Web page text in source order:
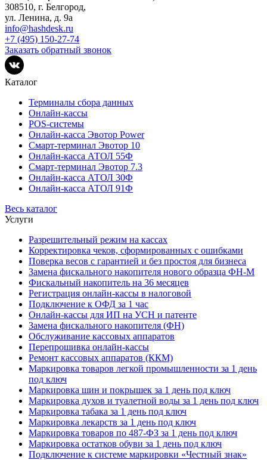
308510, г. Белгород,
ул. Ленина, д. 9а
info@hashdesk.ru
+7 (495) 150-27-74
Заказать обратный звонок
Каталог
Терминалы сбора данных
Онлайн-кассы
POS-системы
Онлайн-касса Эвотор Power
Смарт-терминал Эвотор 10
Онлайн-касса АТОЛ 55Ф
Смарт-терминал Эвотор 7.3
Онлайн-касса АТОЛ 30Ф
Онлайн-касса АТОЛ 91Ф
Весь каталог
Услуги
Разрешительный режим на кассах
Корректировка чеков, сформированных с ошибками
Поверка весов с гарантией и без простоя для бизнеса
Замена фискального накопителя нового образца ФН-М
Фискальный накопитель на 36 месяцев
Регистрация онлайн-кассы в налоговой
Подключение к ОФД за 1 час
Онлайн-кассы для ИП на УСН и патенте
Замена фискального накопителя (ФН)
Обслуживание кассовых аппаратов
Перепрошивка онлайн-кассы
Ремонт кассовых аппаратов (ККМ)
Маркировка товаров легкой промышленности за 1 день
под ключ
Маркировка шин и покрышек за 1 день под ключ
Маркировка духов и туалетной воды за 1 день под ключ
Маркировка табака за 1 день под ключ
Маркировка лекарств за 1 день под ключ
Маркировка товаров по 487-ФЗ за 1 день под ключ
Маркировка остатков обуви за 1 день под ключ
Подключение к системе маркировки «Честный знак»